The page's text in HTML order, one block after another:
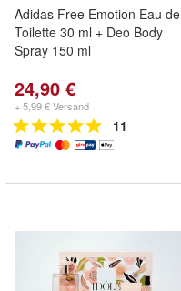
Adidas Free Emotion Eau de
Toilette 30 ml + Deo Body
Spray 150 ml
24,90 €
+ 5,99 € Versand
11